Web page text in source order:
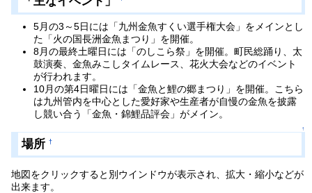
5月の3～5日には「九州金魚すくい選手権大会」をメインとし
た「火の国長洲金魚まつり」を開催。
8月の最終土曜日には「のしこら祭」を開催。町民総踊り、太
鼓演奏、金魚みこしタイムレース、花火大会などのイベント
が行われます。
10月の第4日曜日には「金魚と鯉の郷まつり」を開催。こちら
は九州管内を中心とした愛好家や生産者が自慢の金魚を披露
し競い合う「金魚・錦鯉品評会」がメイン。
↑
場所†
地図をクリックすると別ウインドウが表示され、拡大・縮小などが
出来ます。